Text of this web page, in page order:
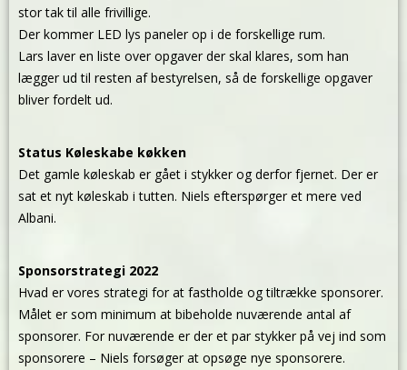
stor tak til alle frivillige.
Der kommer LED lys paneler op i de forskellige rum.
Lars laver en liste over opgaver der skal klares, som han
lægger ud til resten af bestyrelsen, så de forskellige opgaver
bliver fordelt ud.
Status Køleskabe køkken
Det gamle køleskab er gået i stykker og derfor fjernet. Der er
sat et nyt køleskab i tutten. Niels efterspørger et mere ved
Albani.
Sponsorstrategi 2022
Hvad er vores strategi for at fastholde og tiltrække sponsorer.
Målet er som minimum at bibeholde nuværende antal af
sponsorer. For nuværende er der et par stykker på vej ind som
sponsorere – Niels forsøger at opsøge nye sponsorere.